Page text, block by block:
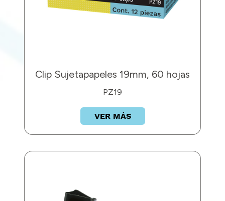
Clip Sujetapapeles 19mm, 60 hojas
PZ19
VER MÁS